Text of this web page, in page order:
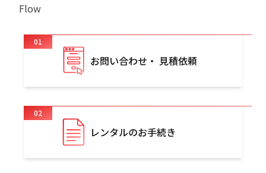
Flow
01
お問い合わせ・ 見積依頼
02
レンタルのお手続き